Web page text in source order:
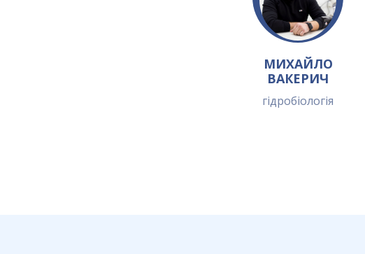
МИХАЙЛО
ВАКЕРИЧ
гідробіологія